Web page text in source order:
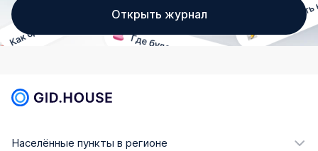
Открыть журнал
Населённые пункты в регионе